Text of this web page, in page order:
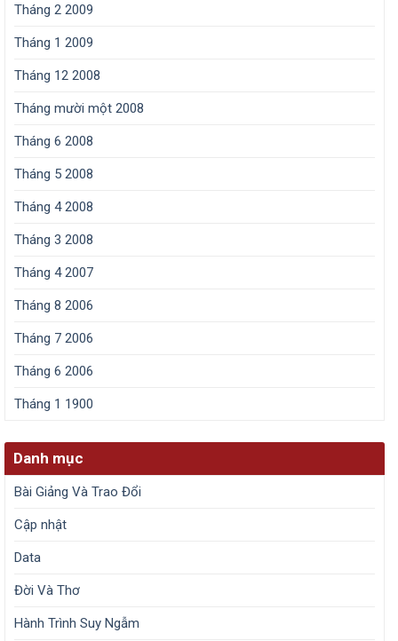
Tháng 2 2009
Tháng 1 2009
Tháng 12 2008
Tháng mười một 2008
Tháng 6 2008
Tháng 5 2008
Tháng 4 2008
Tháng 3 2008
Tháng 4 2007
Tháng 8 2006
Tháng 7 2006
Tháng 6 2006
Tháng 1 1900
Danh mục
Bài Giảng Và Trao Đổi
Cập nhật
Data
Đời Và Thơ
Hành Trình Suy Ngẫm